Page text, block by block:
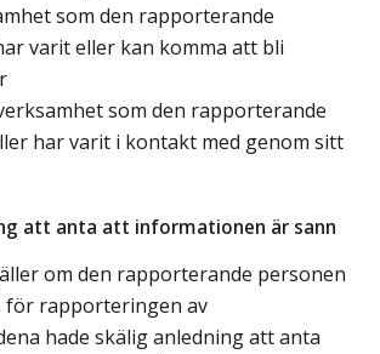
som den rapporterande
varit eller kan komma att bli
som den rapporterande
har varit i kontakt med genom sitt
att anta att informationen är sann
om den rapporterande personen
för rapporteringen av
hade skälig anledning att anta